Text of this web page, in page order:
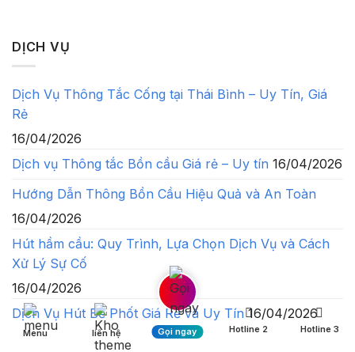
DỊCH VỤ
Dịch Vụ Thông Tắc Cống tại Thái Bình – Uy Tín, Giá
Rẻ
16/04/2026
Dịch vụ Thông tắc Bồn cầu Giá rẻ – Uy tín 16/04/2026
Hướng Dẫn Thông Bồn Cầu Hiệu Quả và An Toàn
16/04/2026
Hút hầm cầu: Quy Trình, Lựa Chọn Dịch Vụ và Cách
Xử Lý Sự Cố
16/04/2026
Dịch Vụ Hút Bể Phốt Giá Rẻ và Uy Tín 16/04/2026
Menu liên hệ Gọi ngay Hotline 2 Hotline 3